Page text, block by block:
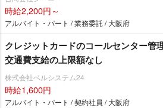
時給2,200円～
アルバイト・パート / 業務委託 / 大阪府
クレジットカードのコールセンター管
交通費支給の上限額なし
株式会社ベルシステム24
時給1,600円
アルバイト・パート / 契約社員 / 大阪府